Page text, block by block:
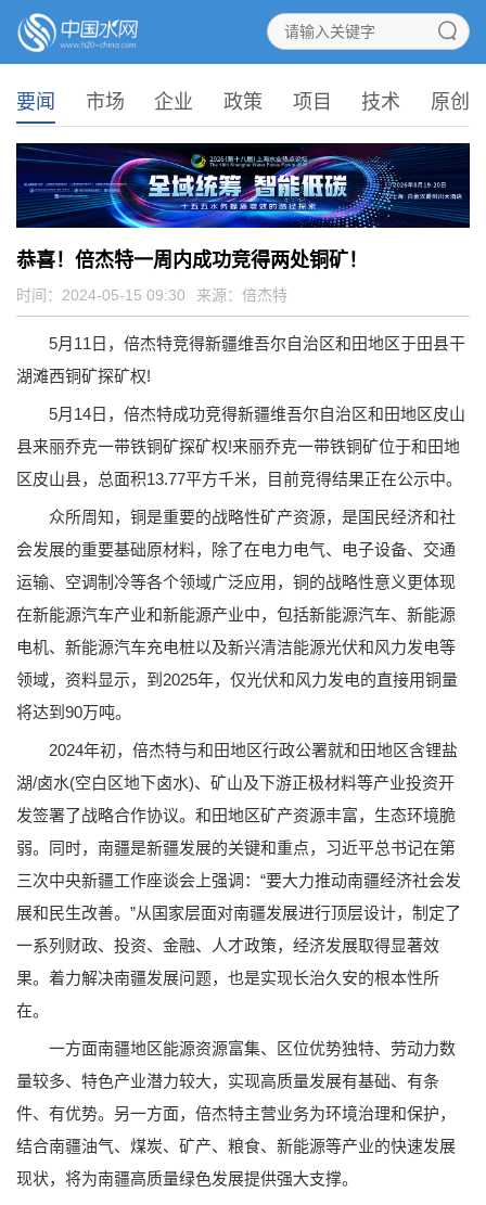
要闻 市场 企业 政策 项目 技术 原创
恭喜！倍杰特一周内成功竞得两处铜矿！
时间：2024-05-15 09:30 来源： 倍杰特
5月11日，倍杰特竞得新疆维吾尔自治区和田地区于田县干
湖滩西铜矿探矿权!
5月14日，倍杰特成功竞得新疆维吾尔自治区和田地区皮山
县来丽乔克一带铁铜矿探矿权!来丽乔克一带铁铜矿位于和田地
区皮山县，总面积13.77平方千米，目前竞得结果正在公示中。
众所周知，铜是重要的战略性矿产资源，是国民经济和社
会发展的重要基础原材料，除了在电力电气、电子设备、交通
运输、空调制冷等各个领域广泛应用，铜的战略性意义更体现
在新能源汽车产业和新能源产业中，包括新能源汽车、新能源
电机、新能源汽车充电桩以及新兴清洁能源光伏和风力发电等
领域，资料显示，到2025年，仅光伏和风力发电的直接用铜量
将达到90万吨。
2024年初，倍杰特与和田地区行政公署就和田地区含锂盐
湖/卤水(空白区地下卤水)、矿山及下游正极材料等产业投资开
发签署了战略合作协议。和田地区矿产资源丰富，生态环境脆
弱。同时，南疆是新疆发展的关键和重点，习近平总书记在第
三次中央新疆工作座谈会上强调：“要大力推动南疆经济社会发
展和民生改善。”从国家层面对南疆发展进行顶层设计，制定了
一系列财政、投资、金融、人才政策，经济发展取得显著效
果。着力解决南疆发展问题，也是实现长治久安的根本性所
在。
一方面南疆地区能源资源富集、区位优势独特、劳动力数
量较多、特色产业潜力较大，实现高质量发展有基础、有条
件、有优势。另一方面，倍杰特主营业务为环境治理和保护，
结合南疆油气、煤炭、矿产、粮食、新能源等产业的快速发展
现状，将为南疆高质量绿色发展提供强大支撑。